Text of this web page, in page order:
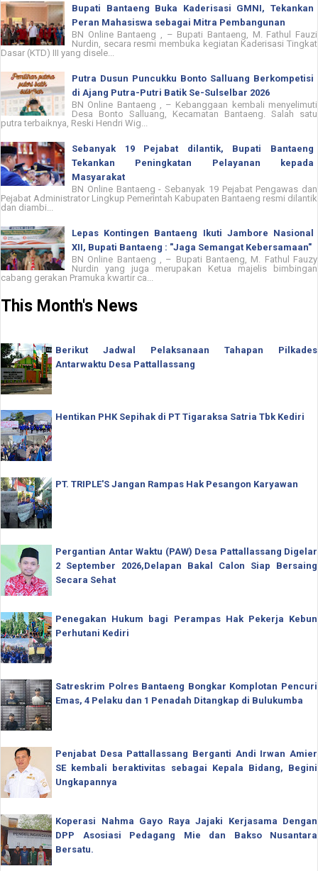
Bupati Bantaeng Buka Kaderisasi GMNI, Tekankan
Peran Mahasiswa sebagai Mitra Pembangunan
BN Online Bantaeng , – Bupati Bantaeng, M. Fathul Fauzi
Nurdin, secara resmi membuka kegiatan Kaderisasi Tingkat
Dasar (KTD) III yang disele...
Putra Dusun Puncukku Bonto Salluang Berkompetisi
di Ajang Putra-Putri Batik Se-Sulselbar 2026
BN Online Bantaeng , – Kebanggaan kembali menyelimuti
Desa Bonto Salluang, Kecamatan Bantaeng. Salah satu
putra terbaiknya, Reski Hendri Wig...
Sebanyak 19 Pejabat dilantik, Bupati Bantaeng
Tekankan Peningkatan Pelayanan kepada
Masyarakat
BN Online Bantaeng - Sebanyak 19 Pejabat Pengawas dan
Pejabat Administrator Lingkup Pemerintah Kabupaten Bantaeng resmi dilantik
dan diambi...
Lepas Kontingen Bantaeng Ikuti Jambore Nasional
XII, Bupati Bantaeng : "Jaga Semangat Kebersamaan"
BN Online Bantaeng , – Bupati Bantaeng, M. Fathul Fauzy
Nurdin yang juga merupakan Ketua majelis bimbingan
cabang gerakan Pramuka kwartir ca...
This Month's News
Berikut Jadwal Pelaksanaan Tahapan Pilkades
Antarwaktu Desa Pattallassang
Hentikan PHK Sepihak di PT Tigaraksa Satria Tbk Kediri
PT. TRIPLE'S Jangan Rampas Hak Pesangon Karyawan
Pergantian Antar Waktu (PAW) Desa Pattallassang Digelar
2 September 2026,Delapan Bakal Calon Siap Bersaing
Secara Sehat
Penegakan Hukum bagi Perampas Hak Pekerja Kebun
Perhutani Kediri
Satreskrim Polres Bantaeng Bongkar Komplotan Pencuri
Emas, 4 Pelaku dan 1 Penadah Ditangkap di Bulukumba
Penjabat Desa Pattallassang Berganti Andi Irwan Amier
SE kembali beraktivitas sebagai Kepala Bidang, Begini
Ungkapannya
Koperasi Nahma Gayo Raya Jajaki Kerjasama Dengan
DPP Asosiasi Pedagang Mie dan Bakso Nusantara
Bersatu.